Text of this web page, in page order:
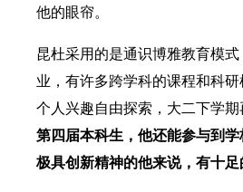
他的眼帘。
昆杜采用的是通识博雅教育模
业，有许多跨学科的课程和科
个人兴趣自由探索，大二下学期
第四届本科生，他还能参与到
极具创新精神的他来说，有十